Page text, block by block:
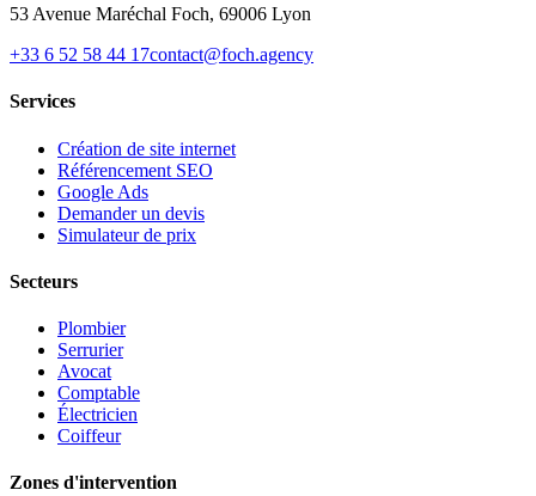
53 Avenue Maréchal Foch, 69006 Lyon
+33 6 52 58 44 17contact@foch.agency
Services
Création de site internet
Référencement SEO
Google Ads
Demander un devis
Simulateur de prix
Secteurs
Plombier
Serrurier
Avocat
Comptable
Électricien
Coiffeur
Zones d'intervention